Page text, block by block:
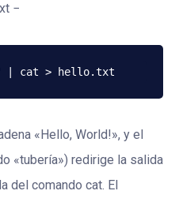
−
«Hello, World!», y el
«tubería») redirige la salida
del comando cat. El